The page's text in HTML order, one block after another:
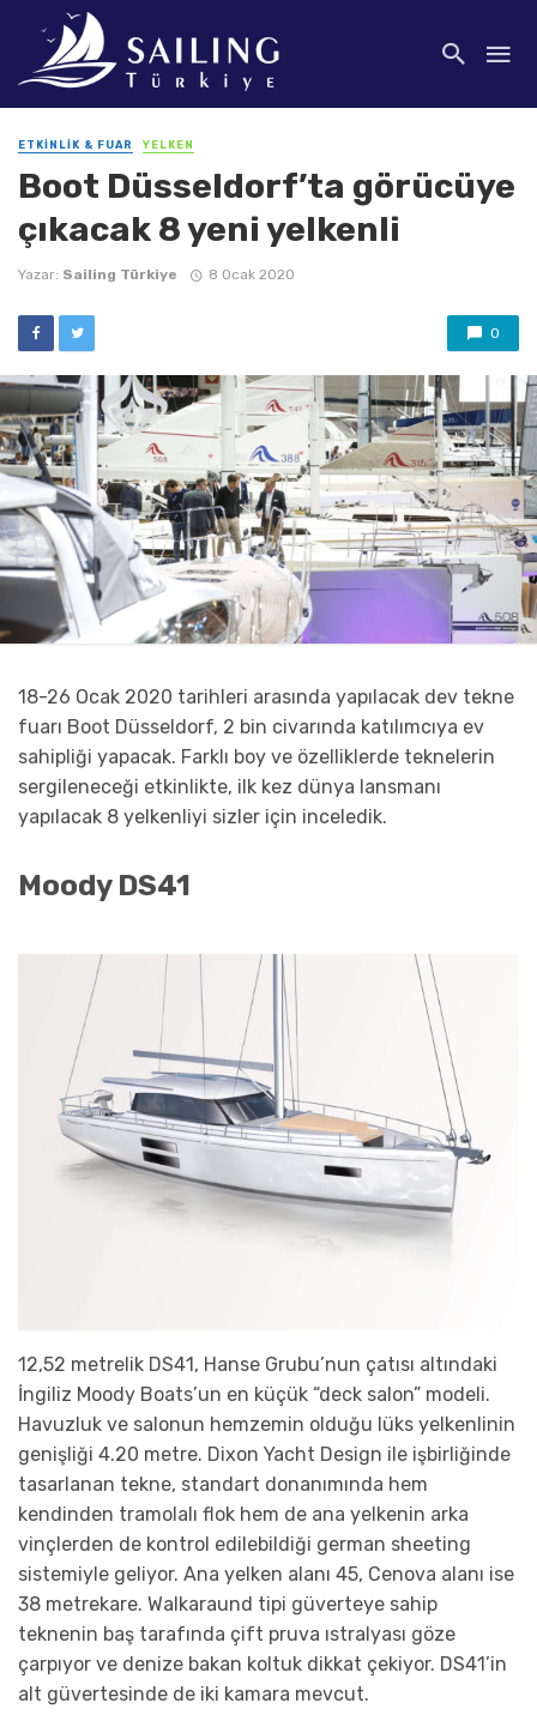
ETKINLIK & FUAR YELKEN
Boot Düsseldorf’ta görücüye
çıkacak 8 yeni yelkenli
Yazar: Sailing Türkiye 8 Ocak 2020
0
18-26 Ocak 2020 tarihleri arasında yapılacak dev tekne
fuarı Boot Düsseldorf, 2 bin civarında katılımcıya ev
sahipliği yapacak. Farklı boy ve özelliklerde teknelerin
sergileneceği etkinlikte, ilk kez dünya lansmanı
yapılacak 8 yelkenliyi sizler için inceledik.
Moody DS41
12,52 metrelik DS41, Hanse Grubu’nun çatısı altındaki
İngiliz Moody Boats’un en küçük “deck salon” modeli.
Havuzluk ve salonun hemzemin olduğu lüks yelkenlinin
genişliği 4.20 metre. Dixon Yacht Design ile işbirliğinde
tasarlanan tekne, standart donanımında hem
kendinden tramolalı flok hem de ana yelkenin arka
vinçlerden de kontrol edilebildiği german sheeting
sistemiyle geliyor. Ana yelken alanı 45, Cenova alanı ise
38 metrekare. Walkaraund tipi güverteye sahip
teknenin baş tarafında çift pruva ıstralyası göze
çarpıyor ve denize bakan koltuk dikkat çekiyor. DS41’in
alt güvertesinde de iki kamara mevcut.